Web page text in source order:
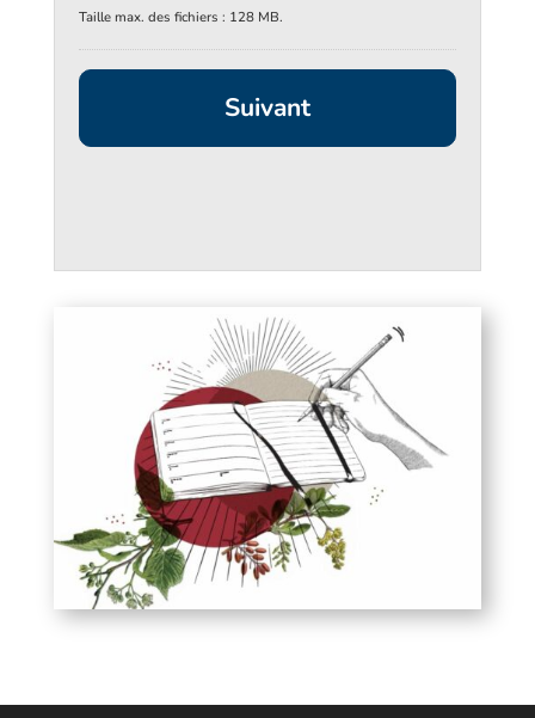
Taille max. des fichiers : 128 MB.